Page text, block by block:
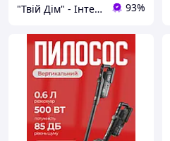
"Твій Дім" - Інтернет-гіпермаркет 93%